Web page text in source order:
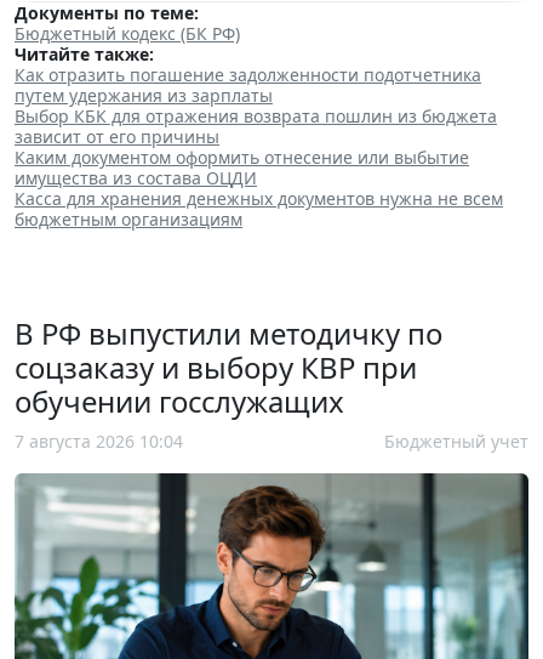
Документы по теме:
Бюджетный кодекс (БК РФ)
Читайте также:
Как отразить погашение задолженности подотчетника
путем удержания из зарплаты
Выбор КБК для отражения возврата пошлин из бюджета
зависит от его причины
Каким документом оформить отнесение или выбытие
имущества из состава ОЦДИ
Касса для хранения денежных документов нужна не всем
бюджетным организациям
В РФ выпустили методичку по
соцзаказу и выбору КВР при
обучении госслужащих
7 августа 2026 10:04 Бюджетный учет